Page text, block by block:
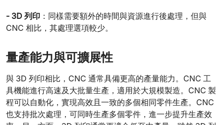
- 3D 列印 ：同樣需要額外的時間與資源進行後處理，但與
CNC 相比，其處理選項較少。
量產能力與可擴展性
與 3D 列印相比，CNC 通常具備更高的產量能力。CNC 工
具機能進行高速及大批量生產，適用於大規模製造。CNC 製
程可以自動化，實現高效且一致的多個相同零件生產。CNC
也支持批次處理，可同時生產多個零件，進一步提升生產效